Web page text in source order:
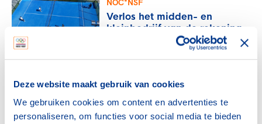
Deze website maakt gebruik van cookies
We gebruiken cookies om content en advertenties te
personaliseren, om functies voor social media te bieden
NOC*NSF
Verlos het midden- en
kleinbedrijf van de rekening
voor sportblessures
NOC*NSF
Sport en bewegen als basis
voor een sterke provincie